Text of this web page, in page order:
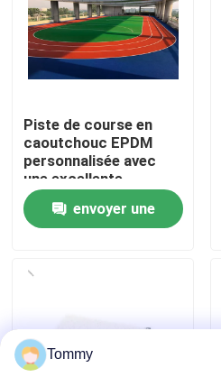
À propos de nous
Visite de l'usine
Contrôle de qualité
Nous contacter
Demander un devis
Piste de course en
caoutchouc EPDM
personnalisée avec
une excellente
absorption des chocs
et une résistance aux
UV
envoyer une
Tommy